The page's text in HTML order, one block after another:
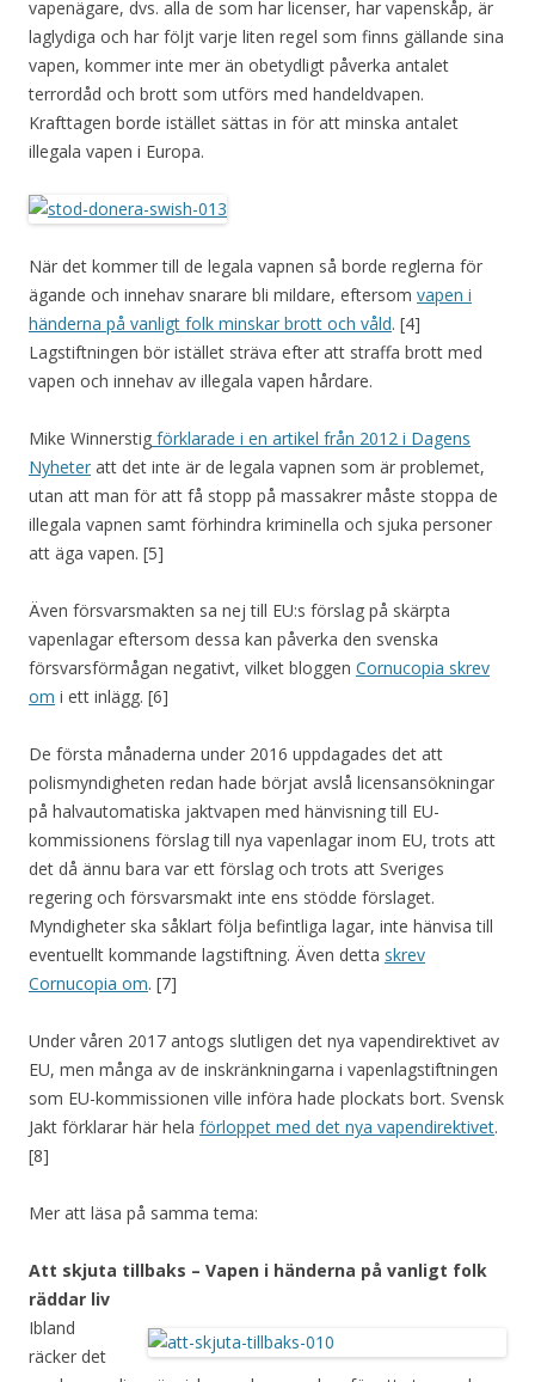
vapenägare, dvs. alla de som har licenser, har vapenskåp, är
laglydiga och har följt varje liten regel som finns gällande sina
vapen, kommer inte mer än obetydligt påverka antalet
terrordåd och brott som utförs med handeldvapen.
Krafttagen borde istället sättas in för att minska antalet
illegala vapen i Europa.
När det kommer till de legala vapnen så borde reglerna för
ägande och innehav snarare bli mildare, eftersom vapen i
händerna på vanligt folk minskar brott och våld. [4]
Lagstiftningen bör istället sträva efter att straffa brott med
vapen och innehav av illegala vapen hårdare.
Mike Winnerstig förklarade i en artikel från 2012 i Dagens
Nyheter att det inte är de legala vapnen som är problemet,
utan att man för att få stopp på massakrer måste stoppa de
illegala vapnen samt förhindra kriminella och sjuka personer
att äga vapen. [5]
Även försvarsmakten sa nej till EU:s förslag på skärpta
vapenlagar eftersom dessa kan påverka den svenska
försvarsförmågan negativt, vilket bloggen Cornucopia skrev
om i ett inlägg. [6]
De första månaderna under 2016 uppdagades det att
polismyndigheten redan hade börjat avslå licensansökningar
på halvautomatiska jaktvapen med hänvisning till EU-
kommissionens förslag till nya vapenlagar inom EU, trots att
det då ännu bara var ett förslag och trots att Sveriges
regering och försvarsmakt inte ens stödde förslaget.
Myndigheter ska såklart följa befintliga lagar, inte hänvisa till
eventuellt kommande lagstiftning. Även detta skrev
Cornucopia om. [7]
Under våren 2017 antogs slutligen det nya vapendirektivet av
EU, men många av de inskränkningarna i vapenlagstiftningen
som EU-kommissionen ville införa hade plockats bort. Svensk
Jakt förklarar här hela förloppet med det nya vapendirektivet.
[8]
Mer att läsa på samma tema:
Att skjuta tillbaks – Vapen i händerna på vanligt folk
räddar liv
Ibland
räcker det